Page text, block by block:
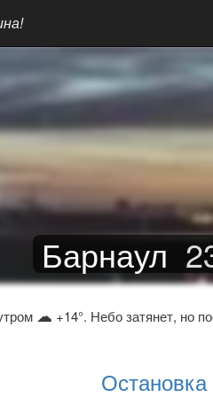
Барнаул
☁ +14°. Небо затянет, но
Остановка